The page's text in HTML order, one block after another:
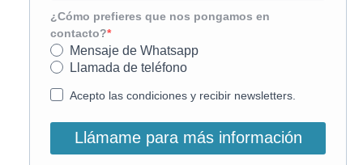
¿Cómo prefieres que nos pongamos en
contacto?
Mensaje de Whatsapp
Llamada de teléfono
Acepto las condiciones y recibir newsletters.
Llámame para más información